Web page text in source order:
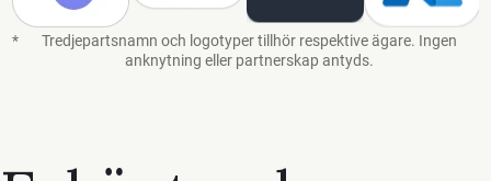
*
Tredjepartsnamn och logotyper tillhör respektive ägare. Ingen
anknytning eller partnerskap antyds.